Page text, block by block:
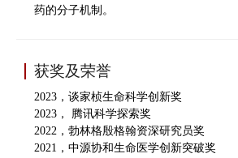
药的分子机制。
获奖及荣誉
2023，谈家桢生命科学创新奖
2023， 腾讯科学探索奖
2022 ，勃林格殷格翰资深研究员奖
2021 ， 中源协和生命医学创新突破奖